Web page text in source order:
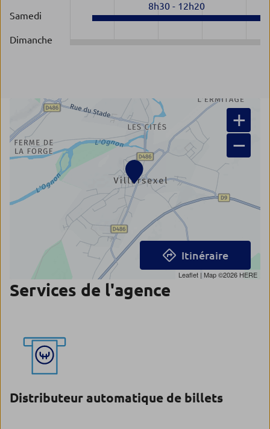
Samedi
8h30- 12h20
Dimanche
+
−
Leaflet | Map ©2026 HERE
Itinéraire
Services de l'agence
Distributeur automatique de billets